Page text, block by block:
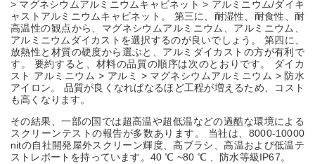
> マグネシウムアルミニウムキャビネット > アルミニウム/ダイキ
ャストアルミニウムキャビネット。 第三に、耐湿性、耐食性、耐
高温性の観点から、マグネシウムアルミニウム、アルミニウム、
アルミニウムダイカストを選択するのが良いでしょう。 第四に、
放熱性と材質の硬度から選ぶと、アルミダイカストの方が有利で
す。 要約すると、材料の品質の順序は次のとおりです。 ダイカ
スト アルミニウム > アルミ > マグネシウムアルミニウム > 防水
アイロン。 品質が良くなればなるほど工程が増えるため、コスト
も高くなります。
その結果、一部の国では超高温や超低温などの過酷な環境による
スクリーンテストの報告が多数あります。 当社は、8000-10000
nitの自社開発屋外スクリーン輝度、高ブラシ、高温および低温テ
ストレポートを持っています。40℃ ~80 ℃ 、防水等級IP67。